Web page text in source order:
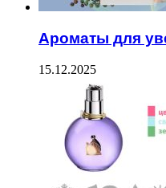
Ароматы для
15.12.2025